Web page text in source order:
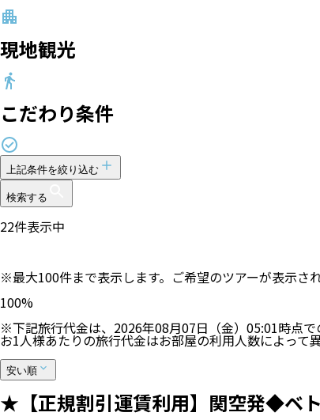
現地観光
こだわり条件
上記条件を絞り込む
検索する
22件表示中
※最大100件まで表示します。ご希望のツアーが表示さ
100%
※下記旅行代金は、 2026年08月07日（金）05:01時点で
お1人様あたりの旅行代金はお部屋の利用人数によっ
安い順
★【正規割引運賃利用】関空発◆ベ